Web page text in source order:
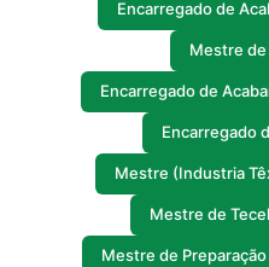
Encarregado de
Mestre de
Encarregado de
Encarregado
Mestre (Industria
Mestre de
Mestre de